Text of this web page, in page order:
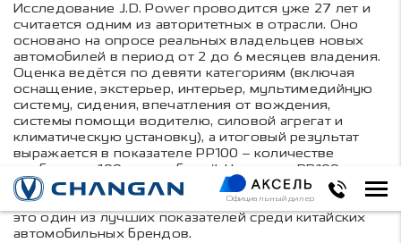
Официальный дилер
Исследование J.D. Power проводится уже 27 лет и
считается одним из авторитетных в отрасли. Оно
основано на опросе реальных владельцев новых
автомобилей в период от 2 до 6 месяцев владения.
Оценка ведётся по девяти категориям (включая
оснащение, экстерьер, интерьер, мультимедийную
систему, сидения, впечатления от вождения,
системы помощи водителю, силовой агрегат и
климатическую установку), а итоговый результат
выражается в показателе PP100 – количестве
проблем на 100 автомобилей. Чем ниже PP100, тем
выше качество. По итогам 2026 года три модели
Changan получили первые места в своих сегментах –
это один из лучших показателей среди китайских
автомобильных брендов.